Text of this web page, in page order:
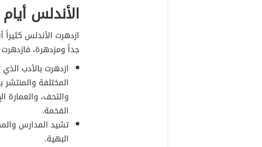
الأندلس
ازدهرت الأندلس
جداً ومزدهرة، فازدهرت
ازدهرت بالأدب
المختلفة
والتحف، والعمارة
الفخمة.
تشيد المدارس
البهية.